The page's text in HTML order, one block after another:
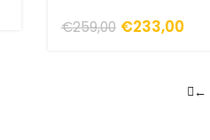
€259,00 €233,00
←